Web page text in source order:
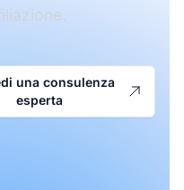
una consulenza
esperta